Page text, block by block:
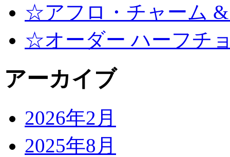
☆アフロ・チャーム
☆オーダー ハーフチ
アーカイブ
2026年2月
2025年8月